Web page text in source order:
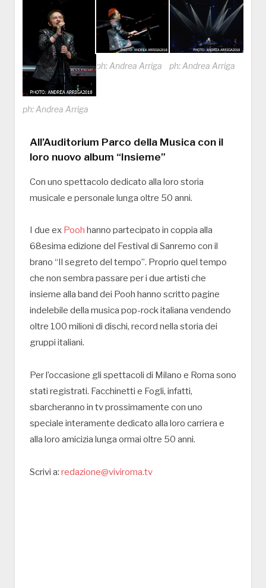
ph: Andrea Arriga
ph: Andrea Arriga ph: Andrea Arriga
All’Auditorium Parco della Musica con il
loro nuovo album “Insieme”
Con uno spettacolo dedicato alla loro storia
musicale e personale lunga oltre 50 anni.
I due ex Pooh hanno partecipato in coppia alla
68esima edizione del Festival di Sanremo con il
brano “Il segreto del tempo”. Proprio quel tempo
che non sembra passare per i due artisti che
insieme alla band dei Pooh hanno scritto pagine
indelebile della musica pop-rock italiana vendendo
oltre 100 milioni di dischi, record nella storia dei
gruppi italiani.
Per l’occasione gli spettacoli di Milano e Roma sono
stati registrati. Facchinetti e Fogli, infatti,
sbarcheranno in tv prossimamente con uno
speciale interamente dedicato alla loro carriera e
alla loro amicizia lunga ormai oltre 50 anni.
Scrivi a: redazione@viviroma.tv